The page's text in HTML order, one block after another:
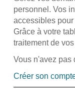
personnel. Vos
accessibles
Grâce à votre
traitement de
Vous n'avez pas
Créer son